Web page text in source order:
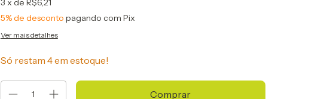
3 x de R$6,21
5% de desconto pagando com Pix
Ver mais detalhes
Só restam 4em estoque!